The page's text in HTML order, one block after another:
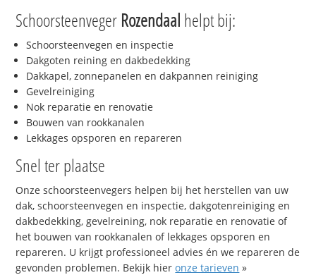
Schoorsteenveger Rozendaal helpt bij:
Schoorsteenvegen en inspectie
Dakgoten reining en dakbedekking
Dakkapel, zonnepanelen en dakpannen reiniging
Gevelreiniging
Nok reparatie en renovatie
Bouwen van rookkanalen
Lekkages opsporen en repareren
Snel ter plaatse
Onze schoorsteenvegers helpen bij het herstellen van uw
dak, schoorsteenvegen en inspectie, dakgotenreiniging en
dakbedekking, gevelreining, nok reparatie en renovatie of
het bouwen van rookkanalen of lekkages opsporen en
repareren. U krijgt professioneel advies én we repareren de
gevonden problemen. Bekijk hieronze tarieven »